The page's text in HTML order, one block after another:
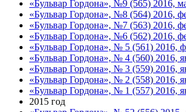
«Бульвар Гордона», №9 (565) 2016,
«Бульвар Гордона», №8 (564) 2016,
«Бульвар Гордона», №7 (563) 2016,
«Бульвар Гордона», №6 (562) 2016,
«Бульвар Гордона», № 5 (561) 2016,
«Бульвар Гордона», № 4 (560) 2016,
«Бульвар Гордона», № 3 (559) 2016,
«Бульвар Гордона», № 2 (558) 2016,
«Бульвар Гордона», № 1 (557) 2016,
2015 год